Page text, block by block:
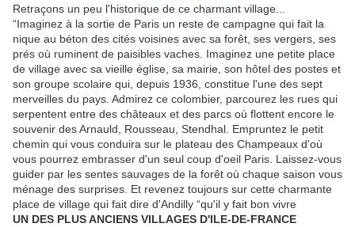
Retraçons un peu l'historique de ce charmant village...
“Imaginez à la sortie de Paris un reste de campagne qui fait la
nique au béton des cités voisines avec sa forêt, ses vergers, ses
prés où ruminent de paisibles vaches. Imaginez une petite place
de village avec sa vieille église, sa mairie, son hôtel des postes et
son groupe scolaire qui, depuis 1936, constitue l'une des sept
merveilles du pays. Admirez ce colombier, parcourez les rues qui
serpentent entre des châteaux et des parcs où flottent encore le
souvenir des Arnauld, Rousseau, Stendhal. Empruntez le petit
chemin qui vous conduira sur le plateau des Champeaux d'où
vous pourrez embrasser d'un seul coup d'oeil Paris. Laissez-vous
guider par les sentes sauvages de la forêt où chaque saison vous
ménage des surprises. Et revenez toujours sur cette charmante
place de village qui fait dire d'Andilly “qu'il y fait bon vivre
UN DES PLUS ANCIENS VILLAGES D'ILE-DE-FRANCE